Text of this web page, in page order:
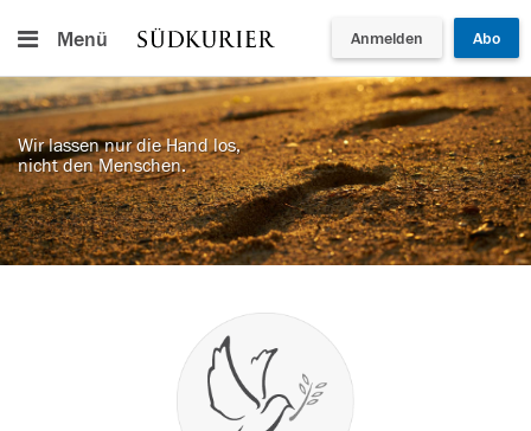
Menü Anmelden Abo
Wir lassen nur die Hand los,
nicht den Menschen.